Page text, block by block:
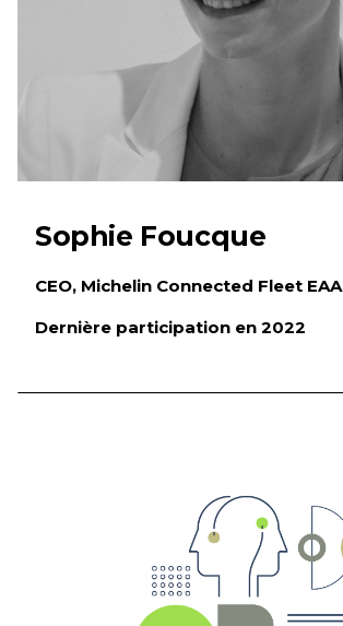
Sophie Foucque
CEO, Michelin Connected Fleet EAA
Dernière participation en 2022